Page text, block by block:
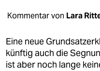
öko
gesellschaft
kultur
Kommentar von Lara
Eine neue
künftig auch die
ist aber noch lange